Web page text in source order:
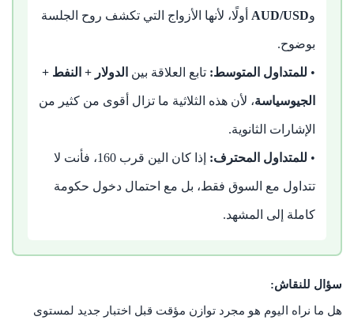
وAUD/USD أولًا، لأنها الأزواج التي تكشف روح الجلسة
بوضوح.
• للمتداول المتوسط: تابع العلاقة بين الدولار + النفط +
الجيوسياسة، لأن هذه الثلاثية ما تزال أقوى من كثير من
الإشارات الثانوية.
• للمتداول المحترف: إذا كان الين قرب 160، فأنت لا
تتداول مع السوق فقط، بل مع احتمال دخول حكومة
كاملة إلى المشهد.
سؤال للنقاش:
هل ما نراه اليوم هو مجرد توازن مؤقت قبل اختبار جديد لمستوى